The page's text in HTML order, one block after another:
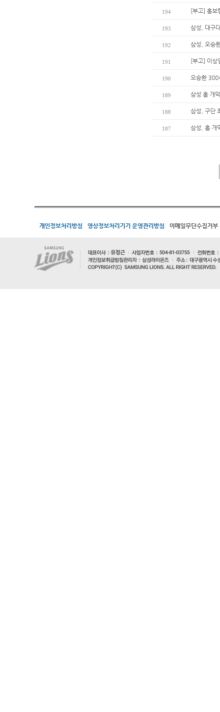
194 [부고] 홍보
193 삼성, 대구
192 삼성, 오승
191 [부고] 이상
190 오승환 300
189 삼성 홈 개
188 삼성, 구단
187 삼성, 홈 개
개인정보처리방침 영상정보처리기기 운영관리방침 이메일무단수집거부